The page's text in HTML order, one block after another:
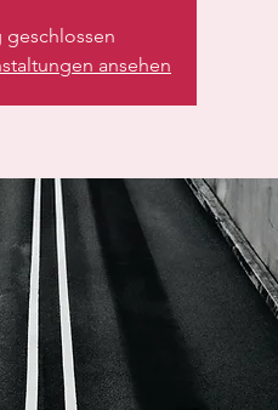
ansehen